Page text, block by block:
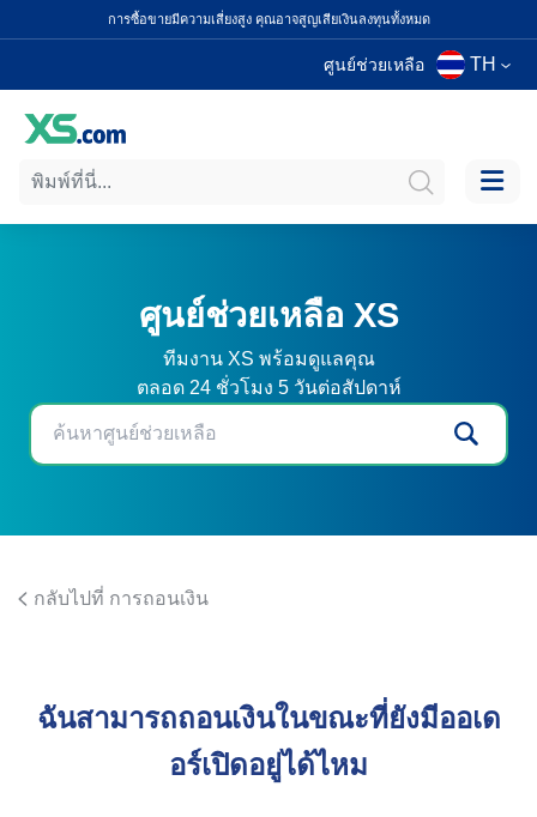
การซื้อขายมีความเสี่ยงสูง คุณอาจสูญเสียเงินลงทุนทั้งหมด
ศูนย์ช่วยเหลือ TH
ศูนย์ช่วยเหลือ XS
ทีมงาน XS พร้อมดูแลคุณ
ตลอด 24 ชั่วโมง 5 วันต่อสัปดาห์
กลับไปที่ การถอนเงิน
ฉันสามารถถอนเงินในขณะที่ยังมีออเด
อร์เปิดอยู่ได้ไหม